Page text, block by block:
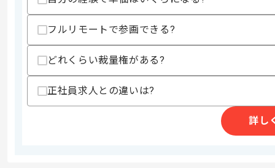
その他募集要項
商談回数
フルリモートで参画できる?
どれくらい裁量権がある?
正社員求人との違いは?
詳し